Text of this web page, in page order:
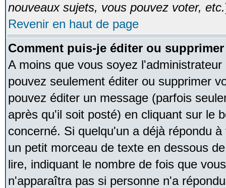
nouveaux sujets, vous pouvez voter, etc.
Revenir en haut de page
Comment puis-je éditer ou
A moins que vous soyez
pouvez seulement éditer ou supprimer
pouvez éditer un message (parfois
après qu'il soit posté) en cliquant sur le
concerné. Si quelqu'un a déjà répondu
un petit morceau de texte en dessous
lire, indiquant le nombre de fois que
n'apparaîtra pas si personne n'a